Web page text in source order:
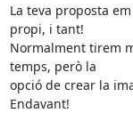
La teva proposta
propi, i tant!
Normalment tirem
temps, però la
opció de crear la
Endavant!